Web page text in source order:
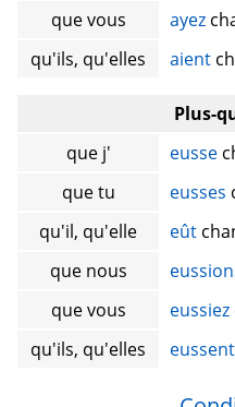
que vous
ayez
qu'ils, qu'elles
aient
Plus-
que j'
eusse
que tu
eusses
qu'il, qu'elle
eût
que nous
que vous
eussiez
qu'ils, qu'elles
eussent